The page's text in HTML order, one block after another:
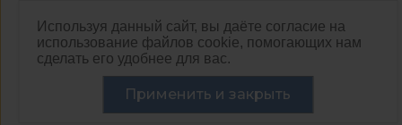
Используя данный сайт, вы даёте согласие на
использование файлов cookie, помогающих нам
сделать его удобнее для вас.
Применить и закрыть